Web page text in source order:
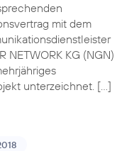
mit dem
NETWORK KG (NGN)
unterzeichnet. […]